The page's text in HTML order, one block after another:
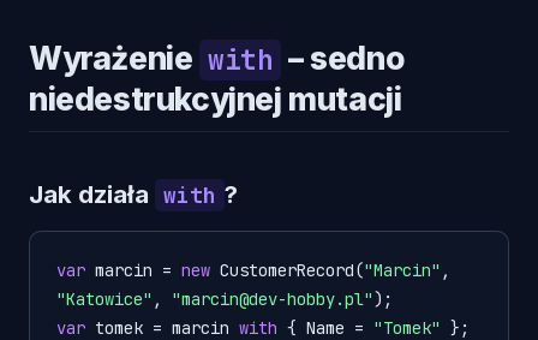
Wyrażenie with – sedno
niedestrukcyjnej mutacji
Jak działa with ?
var marcin = new CustomerRecord("Marcin"
"Katowice" , "marcin@dev-hobby.pl"
var tomek = marcin with { Name = "Tomek" };